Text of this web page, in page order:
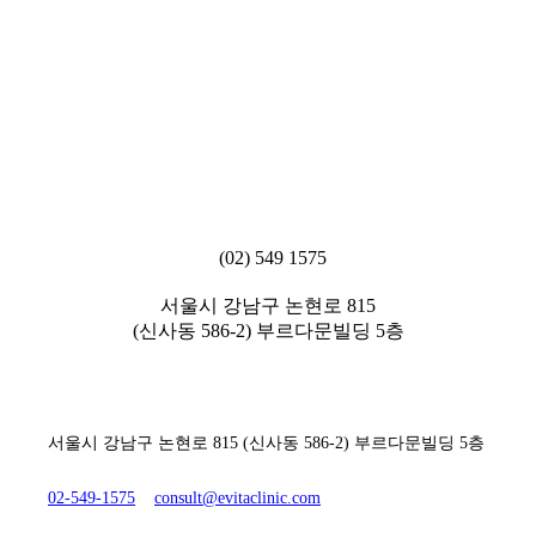
(02) 549 1575
서울시 강남구 논현로 815
(신사동 586-2) 부르다문빌딩 5층
서울시 강남구 논현로 815 (신사동 586-2) 부르다문빌딩 5층
02-549-1575 consult@evitaclinic.com